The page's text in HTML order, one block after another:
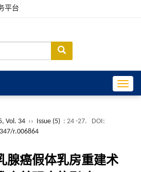
平台
Vol. 34 ›› Issue (5) : 24 -27.
DOI:
r.006864
腺癌假体乳房重建术